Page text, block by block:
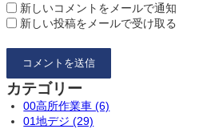
新しいコメントをメールで通知
新しい投稿をメールで受け取る
カテゴリー
00高所作業車 (6)
01地デジ (29)